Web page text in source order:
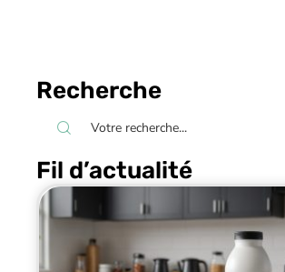
Recherche
Fil d’actualité